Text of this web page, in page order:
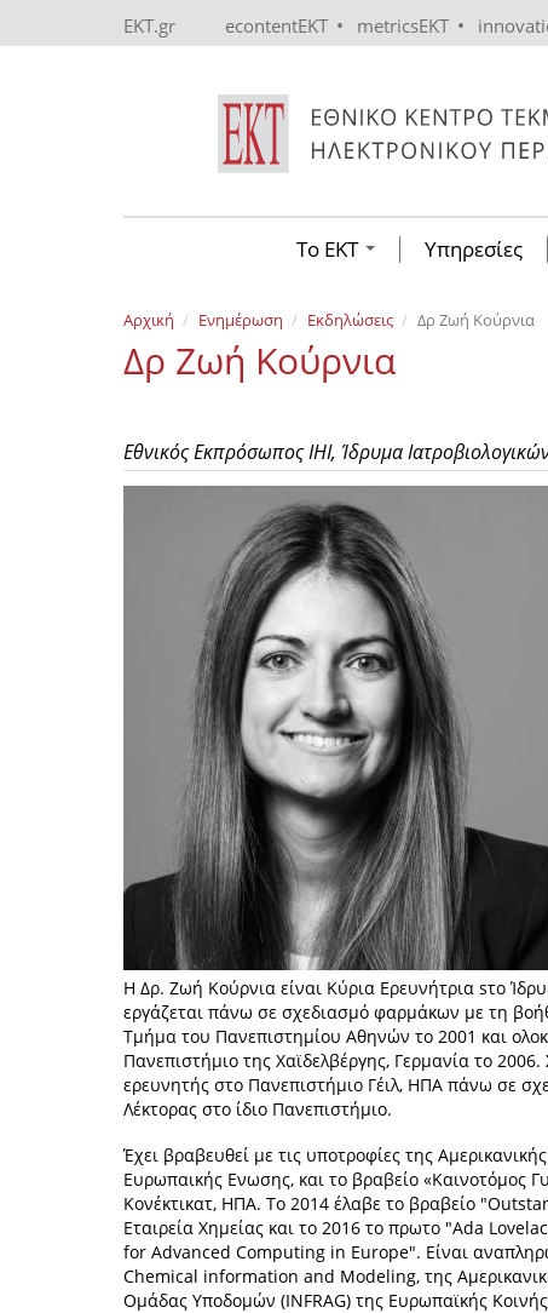
EKT.gr econtentEKT • metricsEKT •
Το ΕΚΤ Υπηρεσίες
Αρχική Ενημέρωση Εκδηλώσεις Δρ Ζωή Κούρνια
Δρ Ζωή Κούρνια
Εθνικός Εκπρόσωπος IHI, Ίδρυμα
Η Δρ. Ζωή Κούρνια είναι Κύρια Ερευνήτρια sτο
εργάζεται πάνω σε σχεδιασμό φαρμάκων με τη
Τμήμα του Πανεπιστημίου Αθηνών το 2001 και
Πανεπιστήμιο της Χαϊδελβέργης, Γερμανία το
ερευνητής στο Πανεπιστήμιο Γέιλ, ΗΠΑ πάνω σε
Λέκτορας στο ίδιο Πανεπιστήμιο.
Έχει βραβευθεί με τις υποτροφίες της
Ευρωπαικής Ενωσης, και το βραβείο «Καινοτόμος
Κονέκτικατ, ΗΠΑ. Το 2014 έλαβε το βραβείο
Εταιρεία Χημείας και το 2016 το πρωτο "Αda
for Advanced Computing in Europe". Είναι
Chemical information and Modeling, της
Ομάδας Υποδομών (INFRAG) της Ευρωπαϊκής